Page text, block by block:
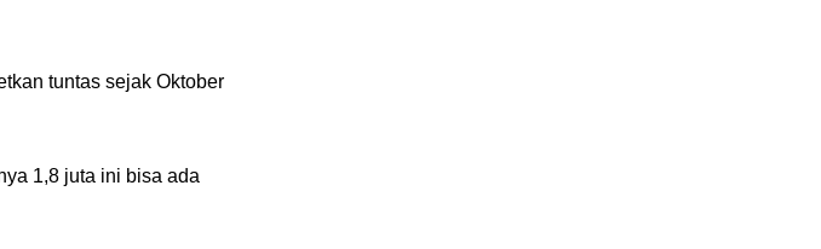
tuntas sejak Oktober
1,8 juta ini bisa ada